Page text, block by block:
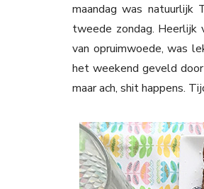
maandag was natuurlijk
tweede zondag.
van opruimwoede, was
het weekend geveld
maar ach, shit happens.